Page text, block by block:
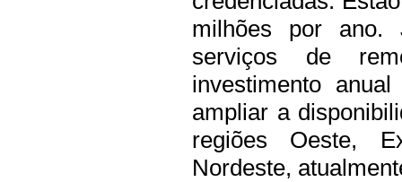
milhões por ano.
serviços de
investimento
ampliar a
regiões Oeste,
Nordeste,